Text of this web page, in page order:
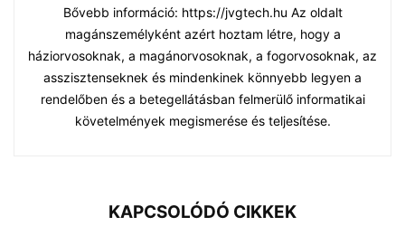
Bővebb információ: https://jvgtech.hu Az oldalt
magánszemélyként azért hoztam létre, hogy a
háziorvosoknak, a magánorvosoknak, a fogorvosoknak, az
asszisztenseknek és mindenkinek könnyebb legyen a
rendelőben és a betegellátásban felmerülő informatikai
követelmények megismerése és teljesítése.
KAPCSOLÓDÓ CIKKEK